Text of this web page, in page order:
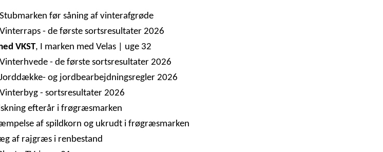
Stubmarken før såning af vinterafgrøde
Vinterraps - de første sortsresultater 2026
VKST, I marken med Velas | uge 32
Vinterhvede - de første sortsresultater 2026
Jorddække- og jordbearbejdningsregler 2026
Vinterbyg - sortsresultater 2026
efterår i frøgræsmarken
af spildkorn og ukrudt i frøgræsmarken
af rajgræs i renbestand